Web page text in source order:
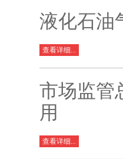
液化石油
查看详细...
市场监管
用
查看详细...